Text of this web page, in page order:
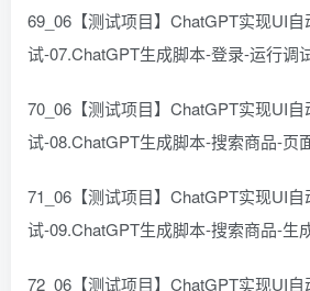
69_06【测试项目】ChatGPT实现UI自
试-07.ChatGPT生成脚本-登录-运行调
70_06【测试项目】ChatGPT实现UI自
试-08.ChatGPT生成脚本-搜索商品-页
71_06【测试项目】ChatGPT实现UI自
试-09.ChatGPT生成脚本-搜索商品-生
72_06【测试项目】ChatGPT实现UI自